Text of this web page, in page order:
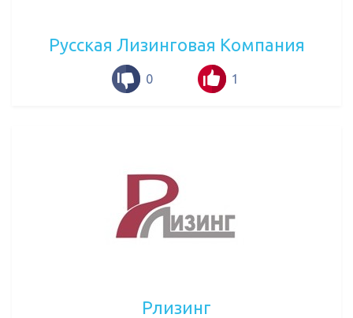
Русская Лизинговая Компания
0 1
Рлизинг